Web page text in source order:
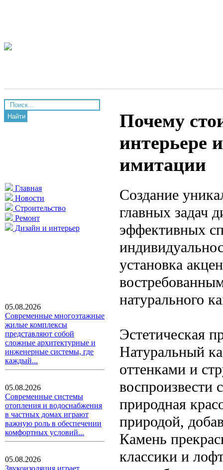
Найти
Главная
Новости
Строительство
Ремонт
Дизайн и интерьер
05.08.2026
Современные многоэтажные
жилые комплексы
представляют собой
сложные архитектурные и
инженерные системы, где
каждый...
05.08.2026
Современные системы
отопления и водоснабжения
в частных домах играют
важную роль в обеспечении
комфортных условий...
05.08.2026
Звукоизоляция играет
Почему
интерьере
имитации
Создание
главных задач
эффективных
установка
натурального
Эстетическая
Натуральный
оттенками и
воспроизвести
природная
природой,
Камень
классики и